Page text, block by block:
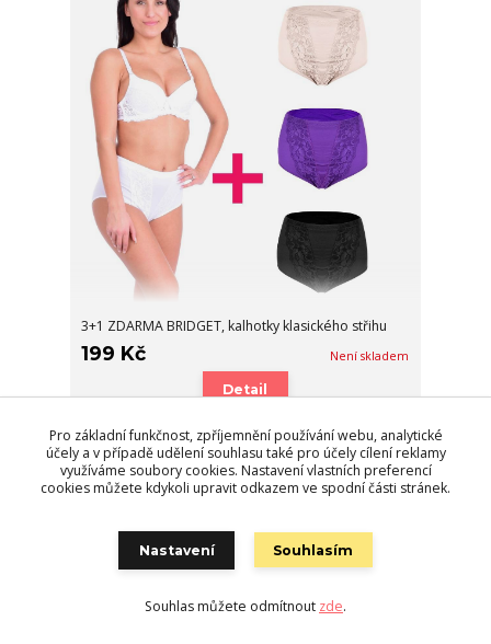
3+1 ZDARMA BRIDGET, kalhotky klasického střihu
199 Kč Není skladem
Detail
Pro základní funkčnost, zpříjemnění používání webu, analytické
účely a v případě udělení souhlasu také pro účely cílení reklamy
využíváme soubory cookies. Nastavení vlastních preferencí
cookies můžete kdykoli upravit odkazem ve spodní části stránek.
Nastavení Souhlasím
Souhlas můžete odmítnout zde.